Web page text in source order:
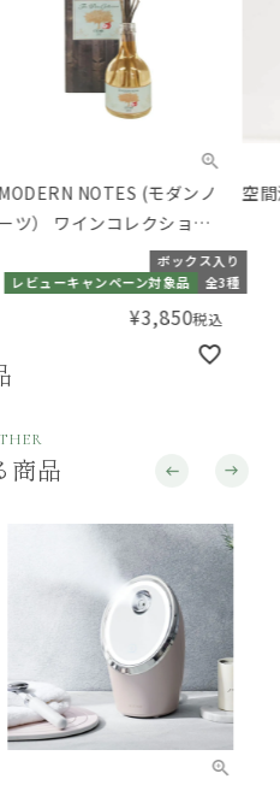
MODERN NOTES (モダンノ
ツ） ワインコレクション
リードディフューザーボックス入り
レビューキャンペーン対象品
全3種
¥3,850税込
空
商品